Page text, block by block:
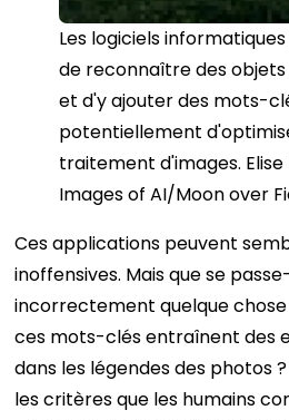
Les logiciels
de reconnaître des objets
et d'y ajouter des mots-
potentiellement
traitement d'images.
Images of AI/Moon over
Ces applications peuvent
inoffensives. Mais que se
incorrectement quelque chose
ces mots-clés entraînent des
dans les légendes des photos
les critères que les humains